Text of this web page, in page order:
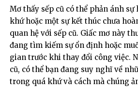
Mơ thấy sếp cũ có thể phản ánh sự
khứ hoặc một sự kết thúc chưa
quan hệ với sếp cũ. Giấc mơ này
đang tìm kiếm sự ổn định hoặc
gian trước khi thay đổi công việc.
cũ, có thể bạn đang suy nghĩ về
trong quá khứ và cách mà chúng